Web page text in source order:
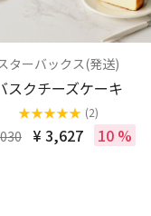
ターバックス(発送)
スクチーズケーキ
★★★★★ (2)
¥ 3,627 10 %